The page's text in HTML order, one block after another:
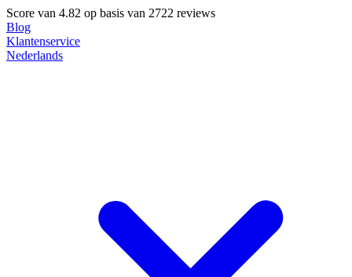
Score van 4.82 op basis van 2722 reviews
Blog
Klantenservice
Nederlands